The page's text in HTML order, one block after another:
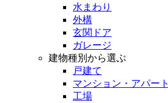
水まわり
外構
玄関ドア
ガレージ
建物種別から選ぶ
戸建て
マンション・アパート
工場